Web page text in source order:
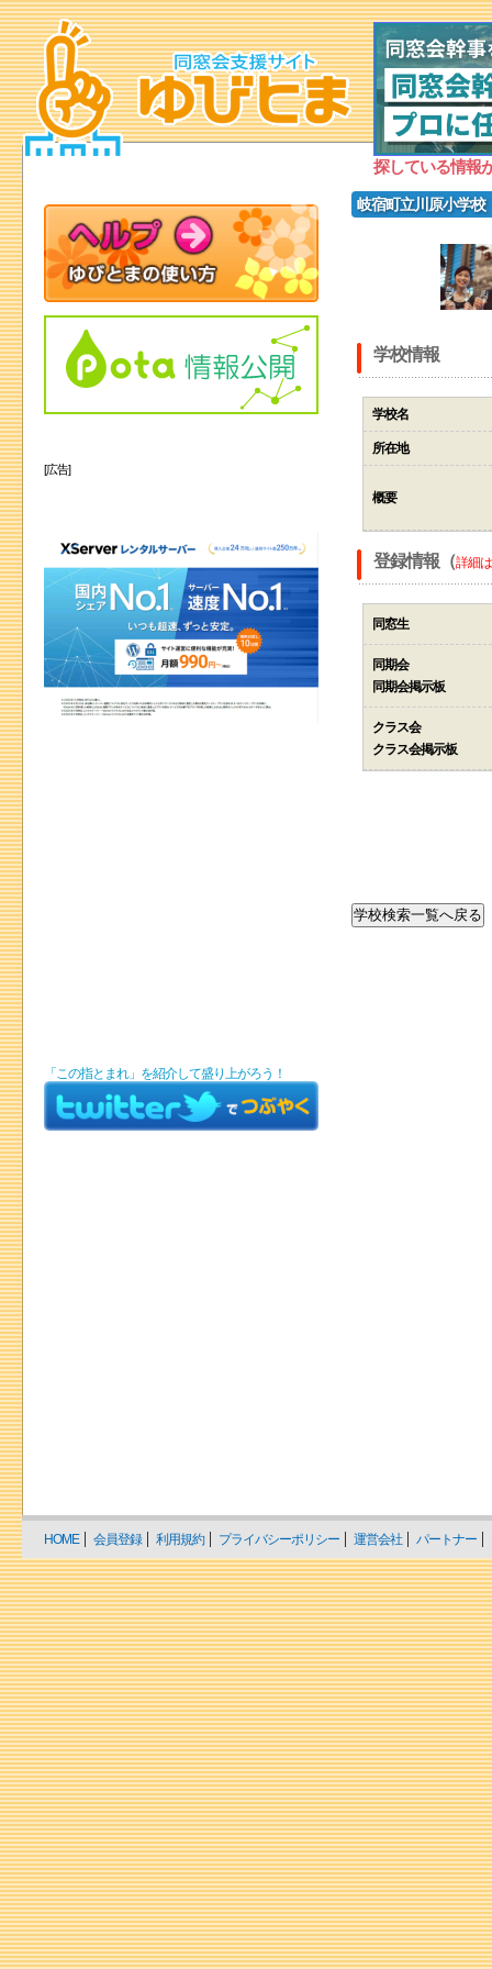
探している情報
岐宿町立川原小学校
学校情報
学校名
所在地
概要
登録情報（詳細
同窓生
同期会
同期会掲示板
クラス会
クラス会掲示板
[広告]
「この指とまれ」を紹介して盛り上がろう！
HOME 会員登録 利用規約 プライバシーポリシー 運営会社 パートナー